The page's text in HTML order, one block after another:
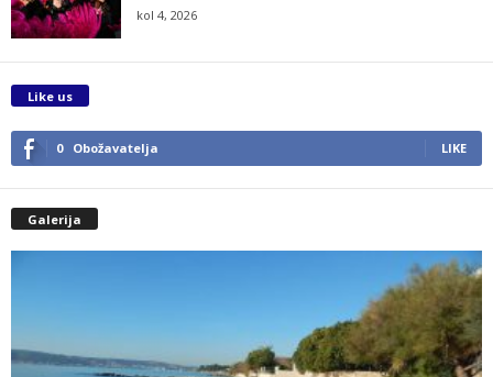
kol 4, 2026
Like us
0 Obožavatelja LIKE
Galerija